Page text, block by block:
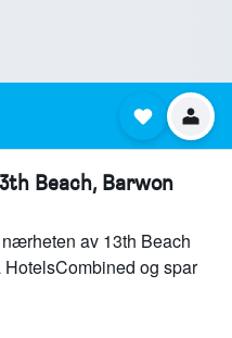
Beach, Barwon
av 13th Beach
og spar